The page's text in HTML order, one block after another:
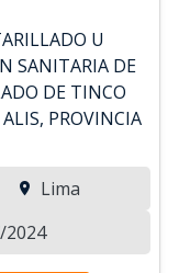
U
SANITARIA DE
DE TINCO
PROVINCIA
Lima
2024